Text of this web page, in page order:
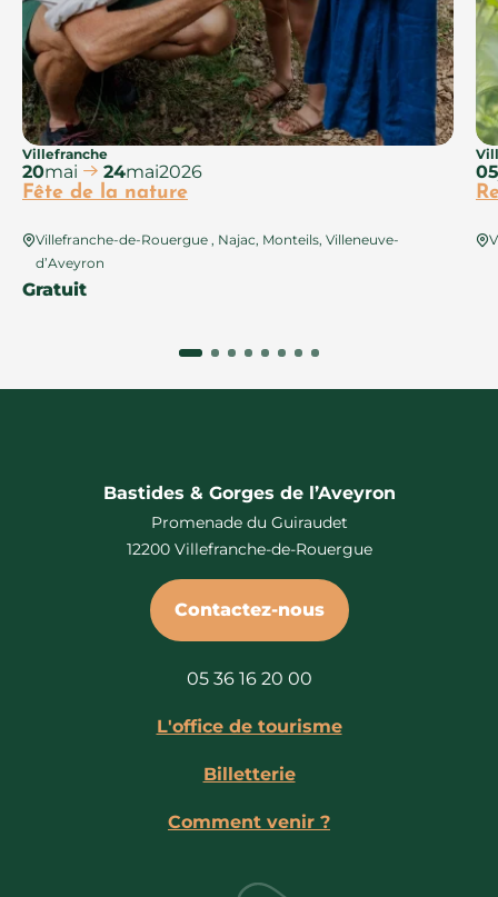
Villefranche
20mai 24mai2026
Fête de la nature
Villefranche-de-Rouergue , Najac, Monteils, Villeneuve-
d’Aveyron
Gratuit
05
Bastides & Gorges de l’Aveyron
Promenade du Guiraudet
12200 Villefranche-de-Rouergue
Contactez-nous
05 36 16 20 00
L'office de tourisme
Billetterie
Comment venir ?